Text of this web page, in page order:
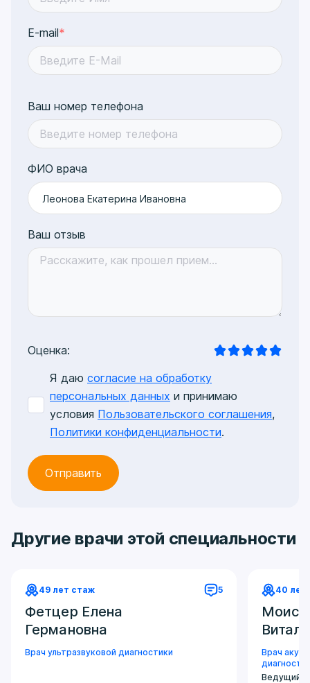
E-mail*
Ваш номер телефона
ФИО врача
Леонова Екатерина Ивановна
Оценка:
Ваш отзыв
Я даю согласие на обработку
персональных данных и принимаю
условия Пользовательского соглашения,
Политики конфиденциальности.
Другие врачи этой специальности
49 лет стаж 5
Фетцер Елена
Германовна
Врач ультразвуковой диагностики
40 лет
Врач
Ведущий